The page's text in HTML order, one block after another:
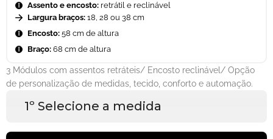
Assento e encosto: retrátil e reclinável
Largura braços: 18, 28 ou 38 cm
Encosto: 58 cm de altura
Braço: 68 cm de altura
3 Módulos com assentos retráteis/ Encosto reclinável/ Opção
de personalização de medidas, tecido, conforto e automação.
1º Selecione a medida